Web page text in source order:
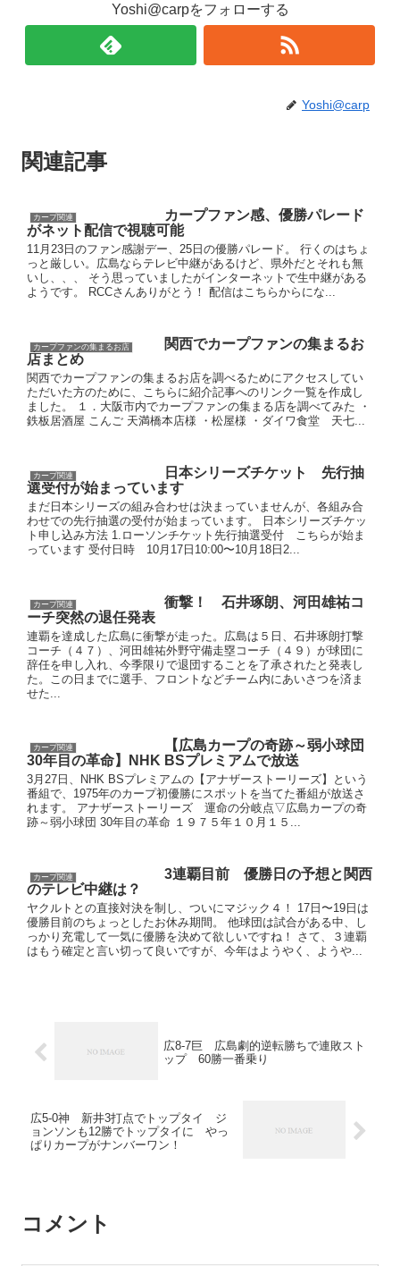
Yoshi@carpをフォローする
Yoshi@carp
関連記事
カープ関連
カープファン感、優勝パレード
がネット配信で視聴可能
11月23日のファン感謝デー、25日の優勝パレード。 行くのはちょ
っと厳しい。広島ならテレビ中継があるけど、県外だとそれも無
いし、、、 そう思っていましたがインターネットで生中継がある
ようです。 RCCさんありがとう！ 配信はこちらからにな...
カープファンの集まるお店
関西でカープファンの集まるお
店まとめ
関西でカープファンの集まるお店を調べるためにアクセスしてい
ただいた方のために、こちらに紹介記事へのリンク一覧を作成し
ました。 １．大阪市内でカープファンの集まる店を調べてみた ・
鉄板居酒屋 こんご 天満橋本店様 ・松屋様 ・ダイワ食堂 天七...
カープ関連
日本シリーズチケット 先行抽
選受付が始まっています
まだ日本シリーズの組み合わせは決まっていませんが、各組み合
わせでの先行抽選の受付が始まっています。 日本シリーズチケッ
ト申し込み方法 1.ローソンチケット先行抽選受付 こちらが始ま
っています 受付日時 10月17日10:00〜10月18日2...
カープ関連
衝撃！ 石井琢朗、河田雄祐コ
ーチ突然の退任発表
連覇を達成した広島に衝撃が走った。広島は５日、石井琢朗打撃
コーチ（４７）、河田雄祐外野守備走塁コーチ（４９）が球団に
辞任を申し入れ、今季限りで退団することを了承されたと発表し
た。この日までに選手、フロントなどチーム内にあいさつを済ま
せた...
カープ関連
【広島カープの奇跡～弱小球団
30年目の革命】NHK BSプレミアムで放送
3月27日、NHK BSプレミアムの【アナザーストーリーズ】という
番組で、1975年のカープ初優勝にスポットを当てた番組が放送さ
れます。 アナザーストーリーズ 運命の分岐点▽広島カープの奇
跡～弱小球団 30年目の革命 １９７５年１０月１５...
カープ関連
3連覇目前 優勝日の予想と関西
のテレビ中継は？
ヤクルトとの直接対決を制し、ついにマジック４！ 17日〜19日は
優勝目前のちょっとしたお休み期間。 他球団は試合がある中、し
っかり充電して一気に優勝を決めて欲しいですね！ さて、３連覇
はもう確定と言い切って良いですが、今年はようやく、ようや...
広8-7巨 広島劇的逆転勝ちで連敗スト
ップ 60勝一番乗り
広5-0神 新井3打点でトップタイ ジ
ョンソンも12勝でトップタイに やっ
ぱりカープがナンバーワン！
コメント